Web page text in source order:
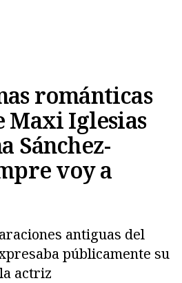
románticas
Maxi Iglesias
Sánchez-
voy a
antiguas del
públicamente su
actriz